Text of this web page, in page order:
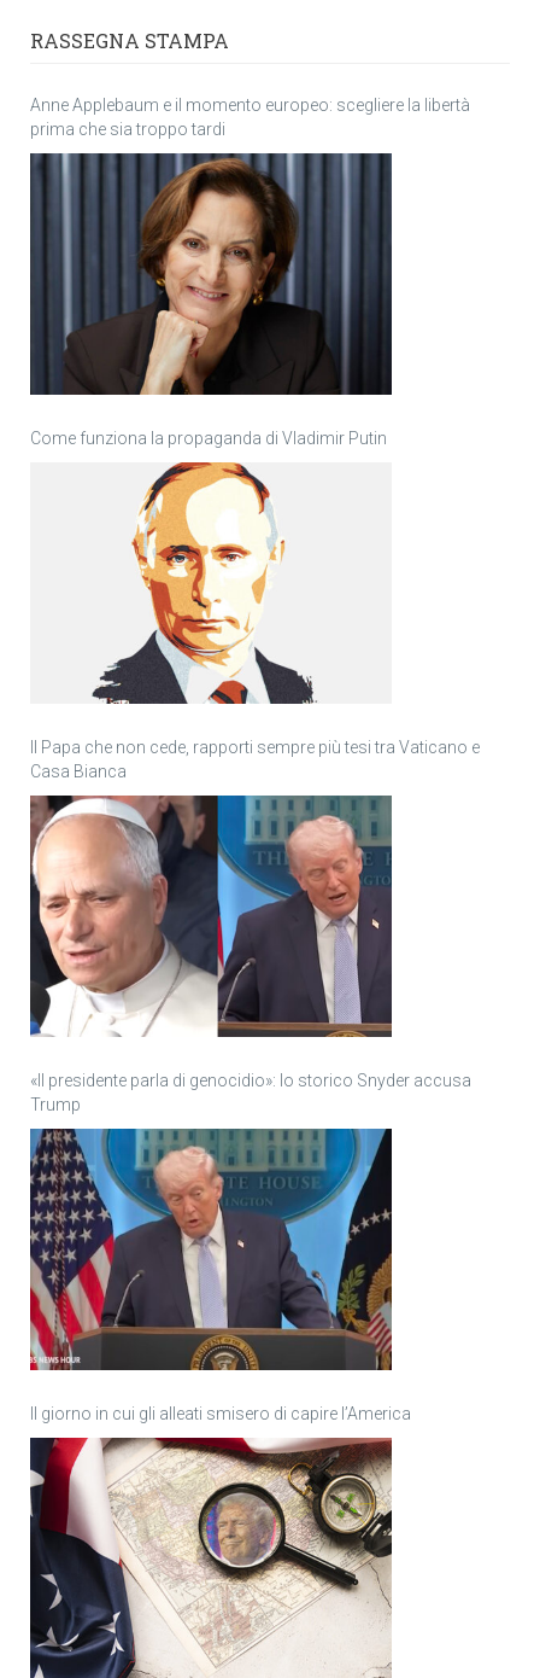
RASSEGNA STAMPA
Anne Applebaum e il momento europeo: scegliere la libertà
prima che sia troppo tardi
Come funziona la propaganda di Vladimir Putin
Il Papa che non cede, rapporti sempre più tesi tra Vaticano e
Casa Bianca
«Il presidente parla di genocidio»: lo storico Snyder accusa
Trump
Il giorno in cui gli alleati smisero di capire l’America